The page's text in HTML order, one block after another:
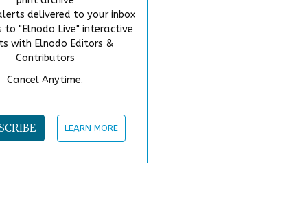
delivered to your inbox
to "Elnodo Live" interactive
with Elnodo Editors &
Contributors
Cancel Anytime.
LEARN MORE